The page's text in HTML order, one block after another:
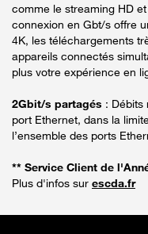
comme le streaming HD
connexion en Gbt/s offre
4K, les téléchargements
appareils connectés
plus votre expérience en
2Gbit/s partagés : Débits
port Ethernet, dans la
l’ensemble des ports
** Service Client de
Plus d'infos sur escda.fr